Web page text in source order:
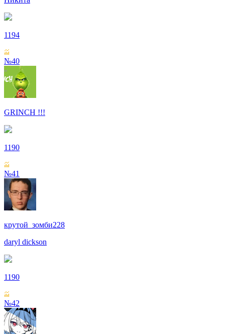
1194
№40
GRINCH !!!
1190
№41
крутой_зомби228
daryl dickson
1190
№42